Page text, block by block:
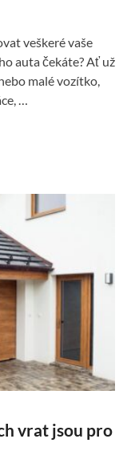
veškeré vaše
auta čekáte? Ať už
malé vozítko,
…
vrat jsou pro